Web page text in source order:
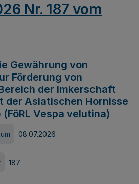
Nr. 187 vom
Gewährung von
Förderung von
der Imkerschaft
der Asiatischen Hornisse
Vespa velutina)
08.07.2026
187